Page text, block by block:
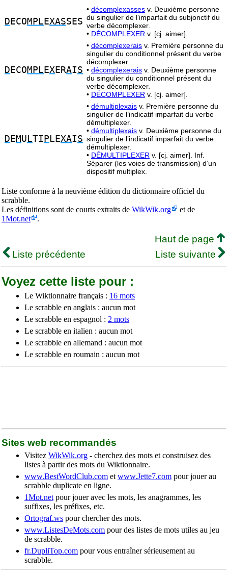
D ECOMPL EXASSES
• décomplexasses v. Deuxième personne
du singulier de l’imparfait du subjonctif du
verbe décomplexer.
• DÉCOMPLEXER v. [cj. aimer].
D ECOMPL EXERAIS
• décomplexerais v. Première personne du
singulier du conditionnel présent du verbe
décomplexer.
• décomplexerais v. Deuxième personne
du singulier du conditionnel présent du
verbe décomplexer.
• DÉCOMPLEXER v. [cj. aimer].
D EMU LTI P LEXAIS
• démultiplexais v. Première personne du
singulier de l’indicatif imparfait du verbe
démultiplexer.
• démultiplexais v. Deuxième personne du
singulier de l’indicatif imparfait du verbe
démultiplexer.
• DÉMULTIPLEXER v. [cj. aimer]. Inf.
Séparer (les voies de transmission) d’un
dispositif multiplex.
Liste conforme à la neuvième édition du dictionnaire officiel du
scrabble.
Les définitions sont de courts extraits de WikWik.org
et de
1Mot.net
.
Haut de page
Liste précédente
Liste suivante
Voyez cette liste pour :
Le Wiktionnaire français : 16 mots
Le scrabble en anglais : aucun mot
Le scrabble en espagnol : 2 mots
Le scrabble en italien : aucun mot
Le scrabble en allemand : aucun mot
Le scrabble en roumain : aucun mot
Sites web recommandés
Visitez WikWik.org - cherchez des mots et construisez des
listes à partir des mots du Wiktionnaire.
www.BestWordClub.com et www.Jette7.com pour jouer au
scrabble duplicate en ligne.
1Mot.net pour jouer avec les mots, les anagrammes, les
suffixes, les préfixes, etc.
Ortograf.ws pour chercher des mots.
www.ListesDeMots.com pour des listes de mots utiles au jeu
de scrabble.
fr.DupliTop.com pour vous entraîner sérieusement au
scrabble.